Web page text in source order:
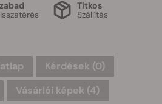
Titkos
Szállítás
Kérdések (0)
Vásárlói képek (4)